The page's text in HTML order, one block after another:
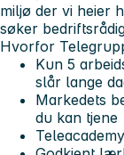
miljø der vi heier
søker
Hvorfor
Kun 5
slår lange
Markedets
du kan tjene